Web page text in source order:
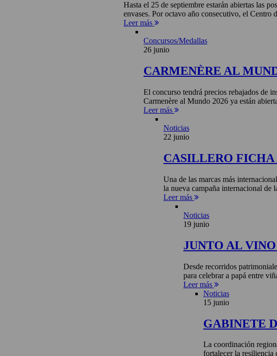
Hasta el 25 de septiembre estarán abiertas las
envases. Por octavo año consecutivo, el Centro
Leer más
Concursos/Medallas
26 junio
CARMENÈRE AL
El concurso tendrá precios rebajados de
Carmenère al Mundo 2026 ya están
Leer más
Noticias
22 junio
CASILLERO
Una de las marcas más
la nueva campaña internacional de
Leer más
Noticias
19 junio
JUNTO AL
Desde recorridos
para celebrar a papá entre
Leer más
Noticias
15 junio
GABINETE
La coordinación
fortalecer la resiliencia